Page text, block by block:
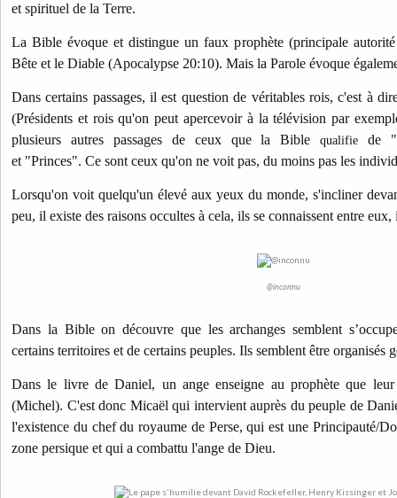
et spirituel de la Terre.
La Bible évoque et distingue un faux prophète (principale
Bête et le Diable (Apocalypse 20:10). Mais la Parole évoque
Dans certains passages, il est question de véritables rois, c'est à
(Présidents et rois qu'on peut apercevoir à la télévision par
plusieurs autres passages de ceux que la Biblequalifie de
et "Princes". Ce sont ceux qu'on ne voit pas, du moins pas les
Lorsqu'on voit quelqu'un élevé aux yeux du monde, s'incliner
peu, il existe des raisons occultes à cela, ils se connaissent entre
@inconnu
Dans la Bible on découvre que les archanges semblent
certains territoires et de certains peuples. Ils semblent être organisés
Dans le livre de Daniel, un ange enseigne au prophète que
(Michel). C'est donc Micaël qui intervient auprès du peuple de
l'existence du chef du royaume de Perse, qui est une Principauté/
zone persique et qui a combattu l'ange de Dieu.